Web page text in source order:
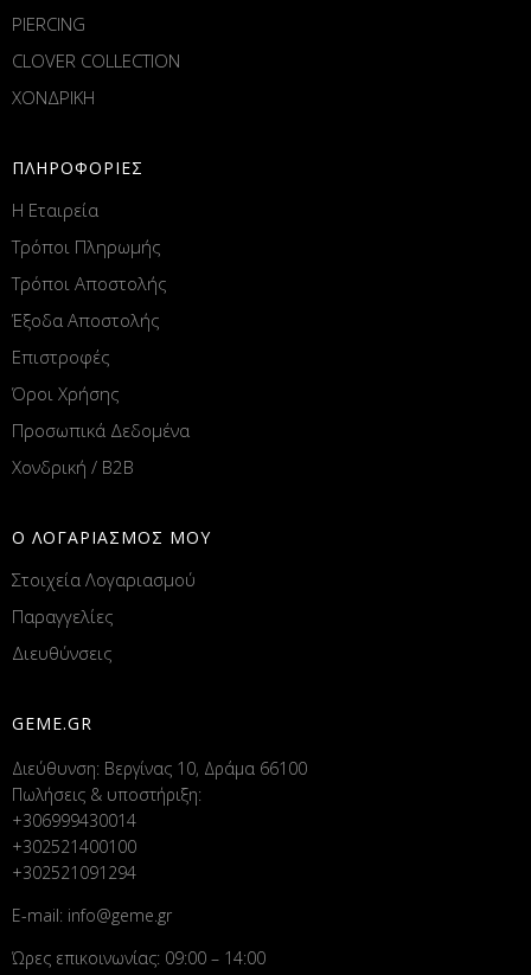
PIERCING
CLOVER COLLECTION
ΧΟΝΔΡΙΚΗ
ΠΛΗΡΟΦΟΡΙΕΣ
Η Εταιρεία
Τρόποι Πληρωμής
Τρόποι Αποστολής
Έξοδα Αποστολής
Επιστροφές
Όροι Χρήσης
Προσωπικά Δεδομένα
Χονδρική / B2B
Ο ΛΟΓΑΡΙΑΣΜΟΣ ΜΟΥ
Στοιχεία Λογαριασμού
Παραγγελίες
Διευθύνσεις
GEME.GR
Διεύθυνση: Βεργίνας 10, Δράμα 66100
Πωλήσεις & υποστήριξη:
+306999430014
+302521400100
+302521091294
E-mail: info@geme.gr
Ώρες επικοινωνίας: 09:00 – 14:00